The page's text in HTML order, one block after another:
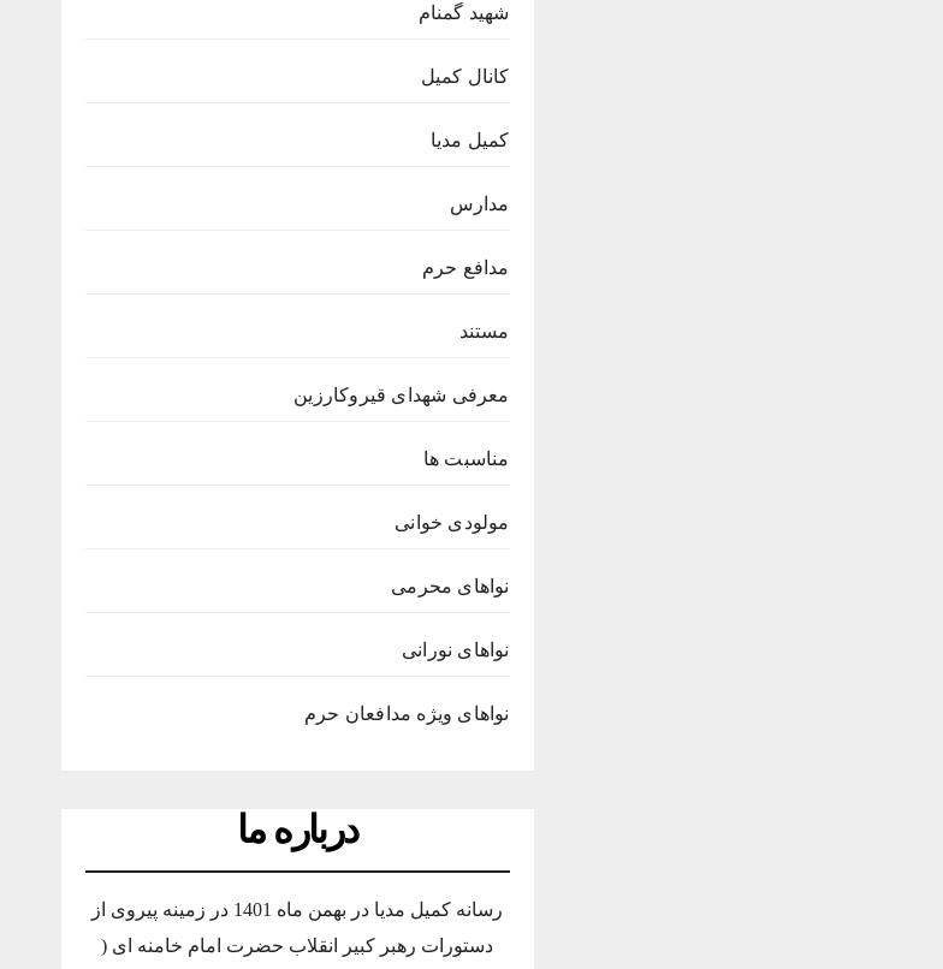
شهید گمنام
کانال کمیل
کمیل مدیا
مدارس
مدافع حرم
مستند
معرفی شهدای قیروکارزین
مناسبت ها
مولودی خوانی
نواهای محرمی
نواهای نورانی
نواهای ویژه مدافعان حرم
درباره ما
رسانه کمیل مدیا در بهمن ماه 1401 در زمینه پیروی از
دستورات رهبر کبیر انقلاب حضرت امام خامنه ای (